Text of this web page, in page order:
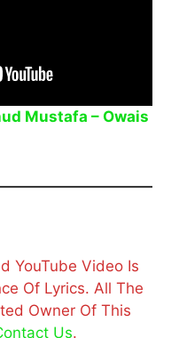
Mustafa – Owais
YouTube Video Is
Of Lyrics. All The
Owner Of This
Us.